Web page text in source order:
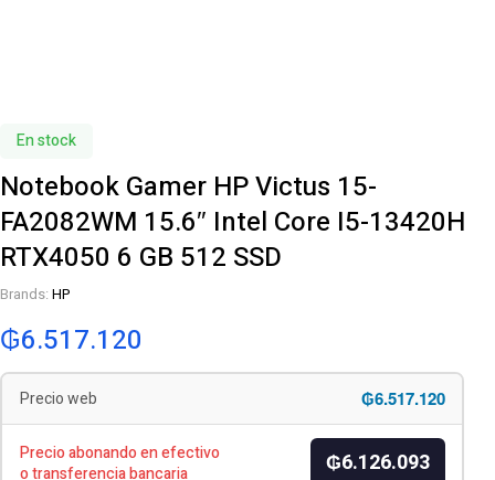
En stock
Notebook Gamer HP Victus 15-
FA2082WM 15.6″ Intel Core I5-13420H
RTX4050 6 GB 512 SSD
Brands: HP
₲6.517.120
Precio web ₲6.517.120
Precio abonando en efectivo
o transferencia bancaria
₲6.126.093